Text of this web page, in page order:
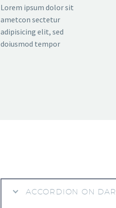
Lorem ipsum dolor sit
ametcon sectetur
adipisicing elit, sed
doiusmod tempor
ACCORDION ON